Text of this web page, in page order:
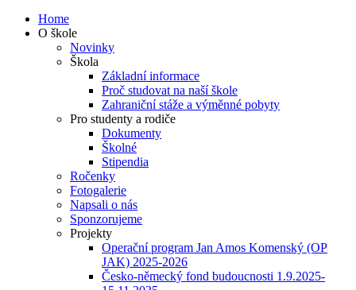
Home
O škole
Novinky
Škola
Základní informace
Proč studovat na naší škole
Zahraniční stáže a výměnné pobyty
Pro studenty a rodiče
Dokumenty
Školné
Stipendia
Ročenky
Fotogalerie
Napsali o nás
Sponzorujeme
Projekty
Operační program Jan Amos Komenský (OP
JAK) 2025-2026
Česko-německý fond budoucnosti 1.9.2025-